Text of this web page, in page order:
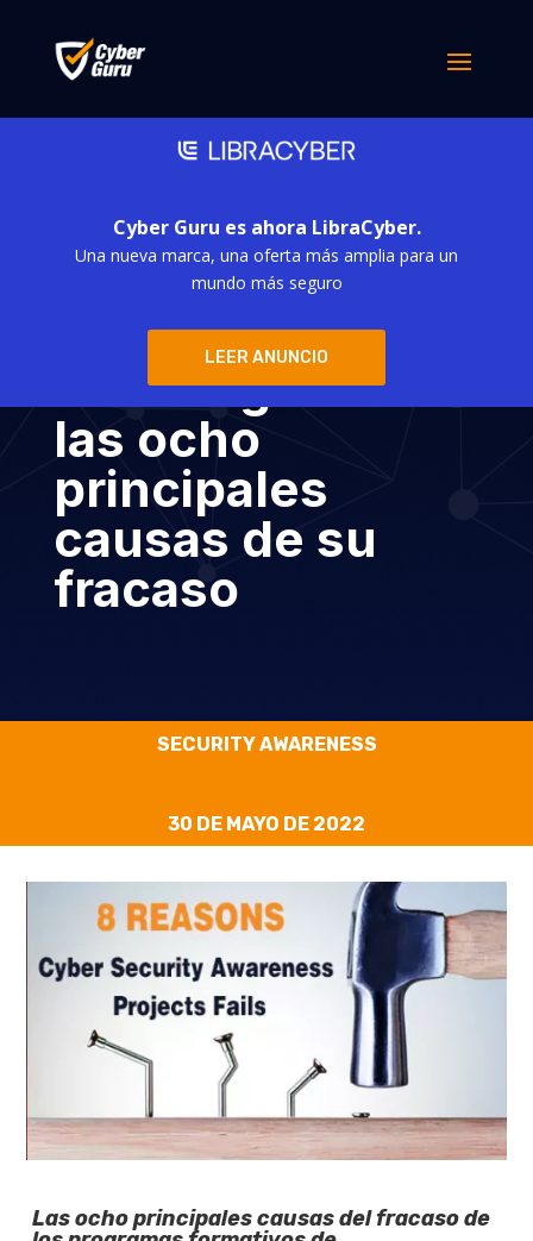
Cyber Guru es ahora LibraCyber.
Una nueva marca, una oferta más amplia para un
mundo más seguro
LEER ANUNCIO
Concienciación
sobre
ciberseguridad:
las ocho
principales
causas de su
fracaso
SECURITY AWARENESS
30 DE MAYO DE 2022
Las ocho principales causas del fracaso de